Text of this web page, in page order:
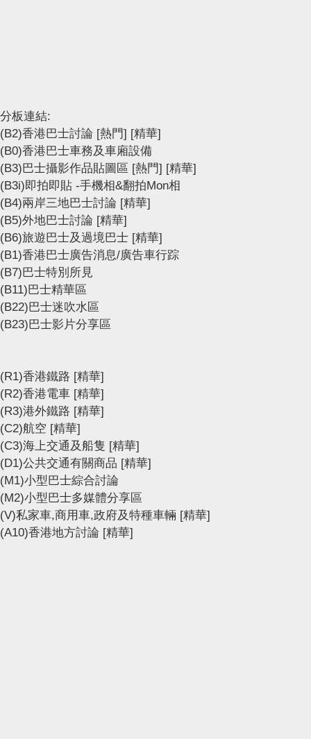
分板連結:
(B2)香港巴士討論 [熱門] [精華]
(B0)香港巴士車務及車廂設備
(B3)巴士攝影作品貼圖區 [熱門] [精華]
(B3i)即拍即貼 -手機相&翻拍Mon相
(B4)兩岸三地巴士討論 [精華]
(B5)外地巴士討論 [精華]
(B6)旅遊巴士及過境巴士 [精華]
(B1)香港巴士廣告消息/廣告車行踪
(B7)巴士特別所見
(B11)巴士精華區
(B22)巴士迷吹水區
(B23)巴士影片分享區
(R1)香港鐵路 [精華]
(R2)香港電車 [精華]
(R3)港外鐵路 [精華]
(C2)航空 [精華]
(C3)海上交通及船隻 [精華]
(D1)公共交通有關商品 [精華]
(M1)小型巴士綜合討論
(M2)小型巴士多媒體分享區
(V)私家車,商用車,政府及特種車輛 [精華]
(A10)香港地方討論 [精華]